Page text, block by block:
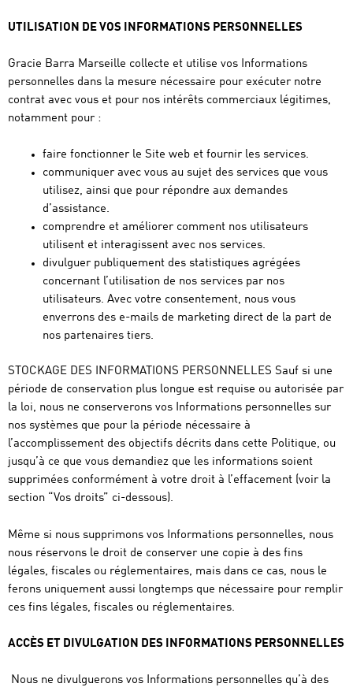
UTILISATION DE VOS INFORMATIONS PERSONNELLES
Gracie Barra Marseille collecte et utilise vos Informations
personnelles dans la mesure nécessaire pour exécuter notre
contrat avec vous et pour nos intérêts commerciaux légitimes,
notamment pour :
faire fonctionner le Site web et fournir les services.
communiquer avec vous au sujet des services que vous
utilisez, ainsi que pour répondre aux demandes
d’assistance.
comprendre et améliorer comment nos utilisateurs
utilisent et interagissent avec nos services.
divulguer publiquement des statistiques agrégées
concernant l’utilisation de nos services par nos
utilisateurs. Avec votre consentement, nous vous
enverrons des e-mails de marketing direct de la part de
nos partenaires tiers.
STOCKAGE DES INFORMATIONS PERSONNELLES Sauf si une
période de conservation plus longue est requise ou autorisée par
la loi, nous ne conserverons vos Informations personnelles sur
nos systèmes que pour la période nécessaire à
l’accomplissement des objectifs décrits dans cette Politique, ou
jusqu’à ce que vous demandiez que les informations soient
supprimées conformément à votre droit à l’effacement (voir la
section “Vos droits” ci-dessous).
Même si nous supprimons vos Informations personnelles, nous
nous réservons le droit de conserver une copie à des fins
légales, fiscales ou réglementaires, mais dans ce cas, nous le
ferons uniquement aussi longtemps que nécessaire pour remplir
ces fins légales, fiscales ou réglementaires.
ACCÈS ET DIVULGATION DES INFORMATIONS PERSONNELLES
Nous ne divulguerons vos Informations personnelles qu’à des